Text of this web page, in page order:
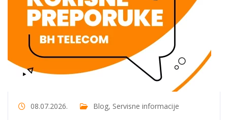
08.07.2026. Blog, Servisne informacije